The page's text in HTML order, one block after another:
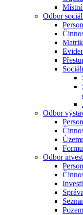
Odbor
Odbor
Odbor